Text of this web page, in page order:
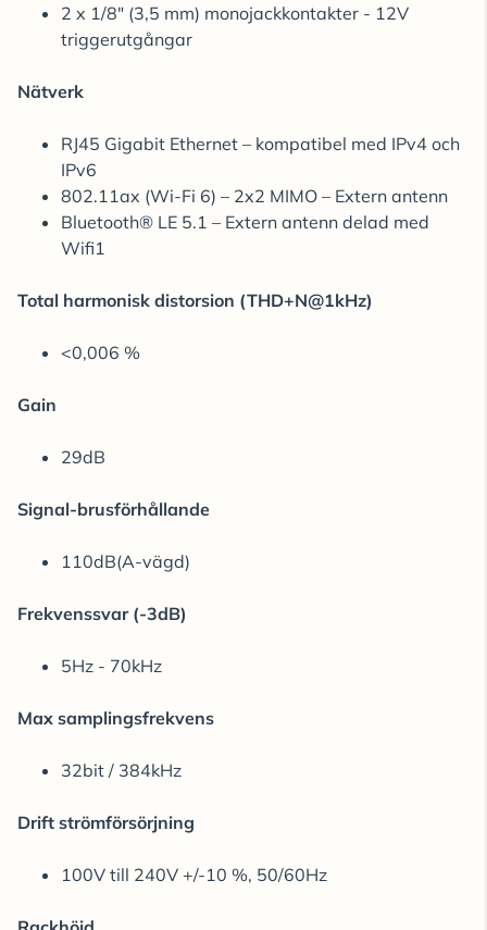
2 x 1/8" (3,5 mm) monojackkontakter - 12V
triggerutgångar
Nätverk
RJ45 Gigabit Ethernet – kompatibel med IPv4 och
IPv6
802.11ax (Wi-Fi 6) – 2x2 MIMO – Extern antenn
Bluetooth® LE 5.1 ​​– Extern antenn delad med
Wifi1
Total harmonisk distorsion (THD+N@1kHz)
<0,006 %
Gain
29dB
Signal-brusförhållande
110dB(A-vägd)
Frekvenssvar (-3dB)
5Hz - 70kHz
Max samplingsfrekvens
32bit / 384kHz
Drift strömförsörjning
100V till 240V +/-10 %, 50/60Hz